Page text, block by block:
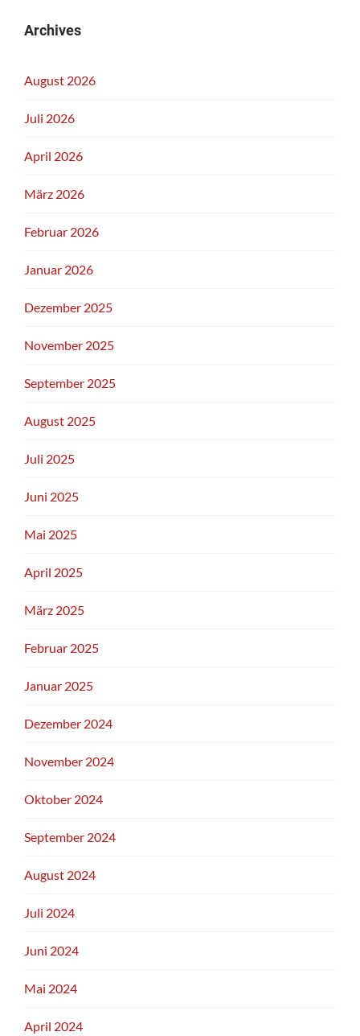
Archives
August 2026
Juli 2026
April 2026
März 2026
Februar 2026
Januar 2026
Dezember 2025
November 2025
September 2025
August 2025
Juli 2025
Juni 2025
Mai 2025
April 2025
März 2025
Februar 2025
Januar 2025
Dezember 2024
November 2024
Oktober 2024
September 2024
August 2024
Juli 2024
Juni 2024
Mai 2024
April 2024